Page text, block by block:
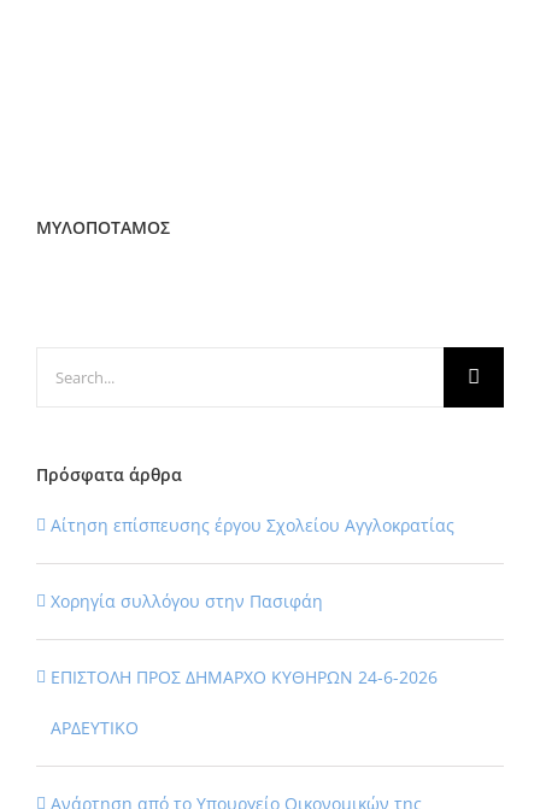
ΜΥΛΟΠΟΤΑΜΟΣ
Search
Πρόσφατα άρθρα
Αίτηση επίσπευσης έργου Σχολείου Αγγλοκρατίας
Χορηγία συλλόγου στην Πασιφάη
ΕΠΙΣΤΟΛΗ ΠΡΟΣ ΔΗΜΑΡΧΟ ΚΥΘΗΡΩΝ 24-6-2026
ΑΡΔΕΥΤΙΚΟ
Ανάρτηση από το Υπουργείο Οικονομικών της